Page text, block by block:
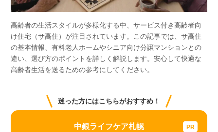
高齢者の生活スタイルが多様化する中、サービス付き高齢者向
け住宅（サ高住）が注目されています。この記事では、サ高住
の基本情報、有料老人ホームやシニア向け分譲マンションとの
違い、選び方のポイントを詳しく解説します。安心して快適な
高齢者生活を送るための参考にしてください。
迷った方にはこちらがおすすめ！
中銀ライフケア札幌